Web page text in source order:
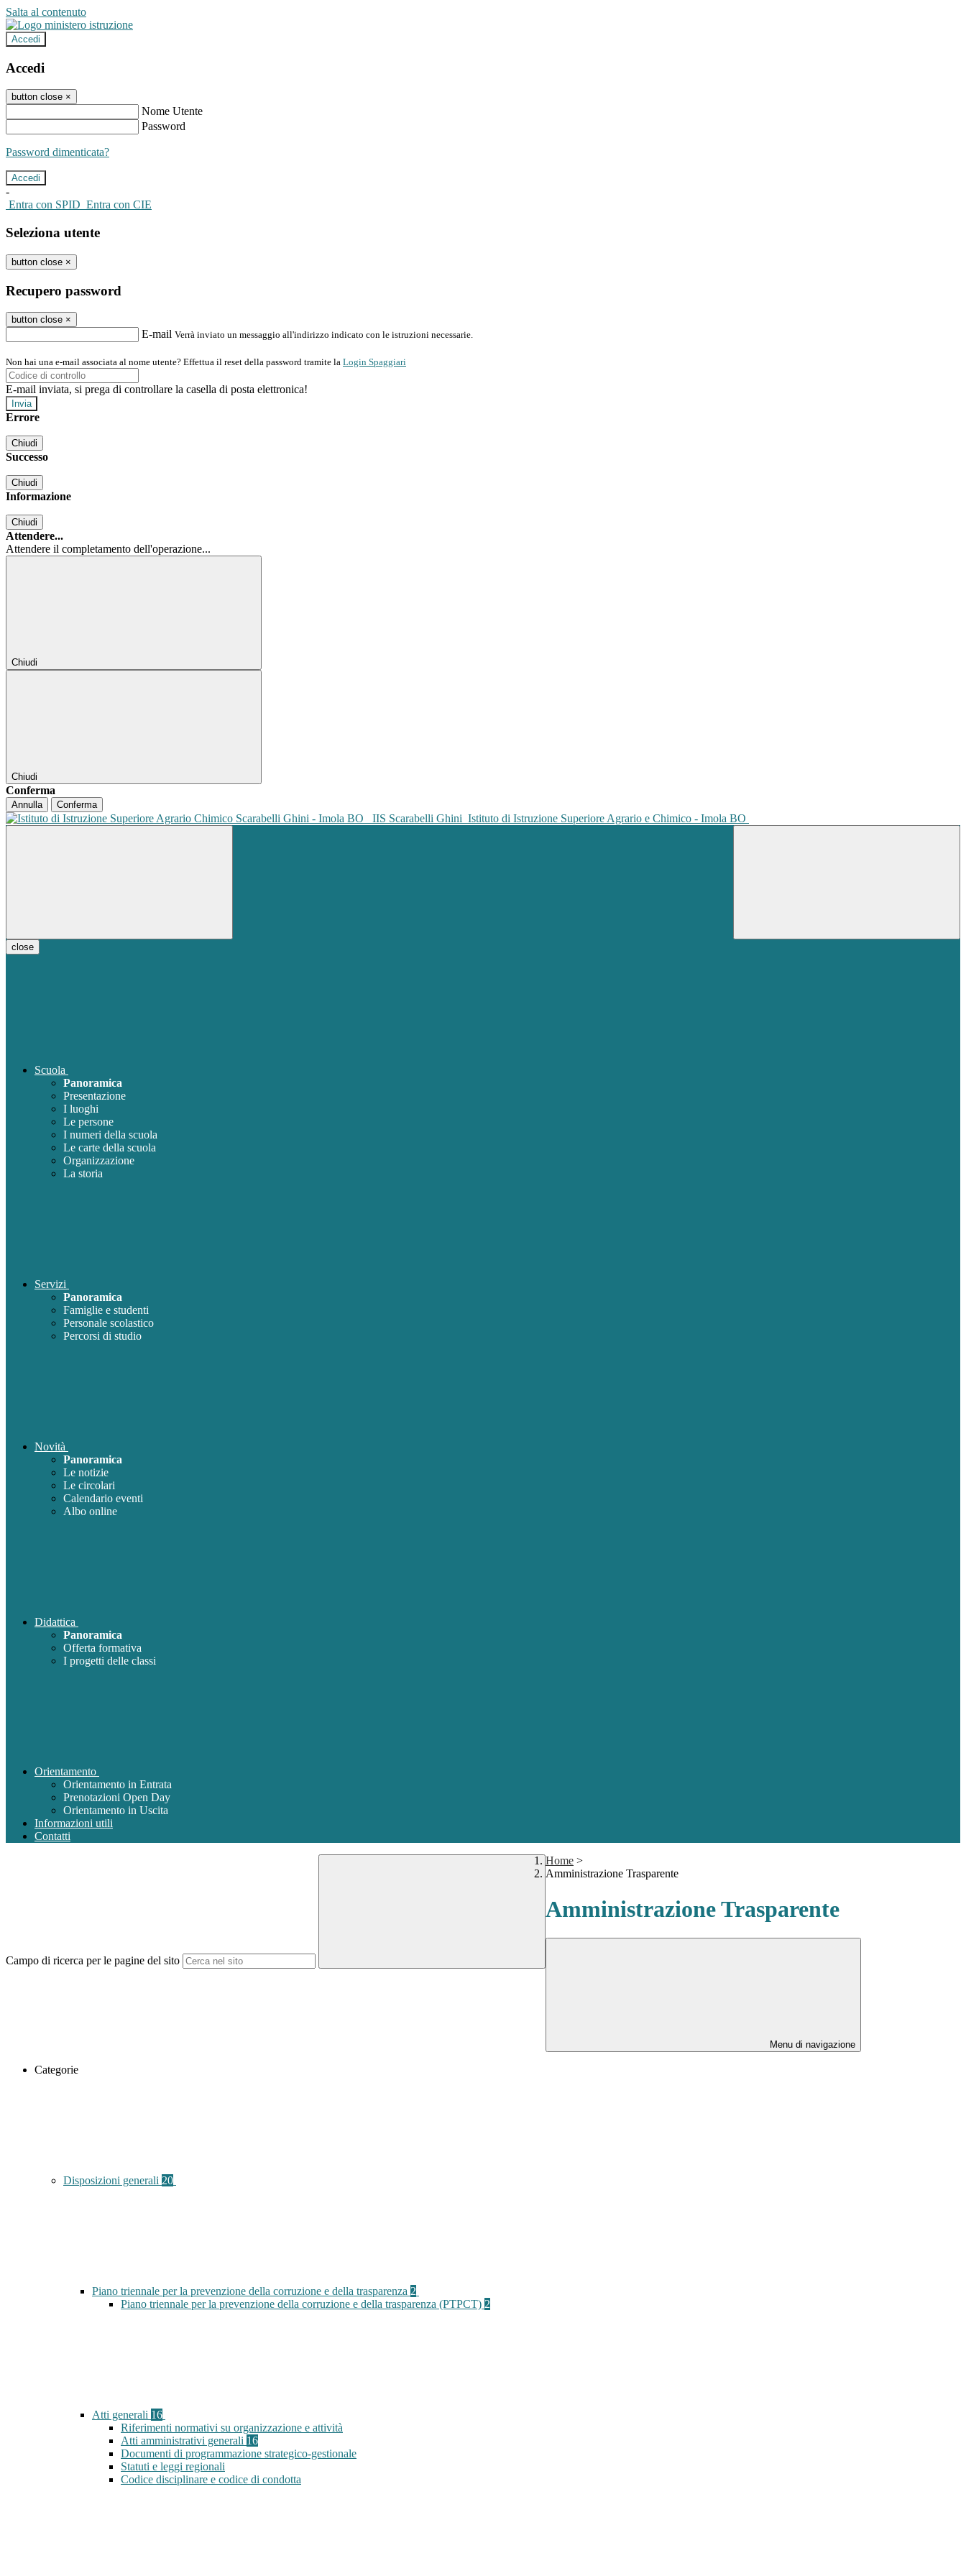
Salta al contenuto
Accedi
Accedi
button close ×
Nome Utente
Password
Password dimenticata?
-
Entra con SPID Entra con CIE
Seleziona utente
button close ×
Recupero password
button close ×
E-mail Verrà inviato un messaggio all'indirizzo indicato con le istruzioni necessarie.
Non hai una e-mail associata al nome utente? Effettua il reset della password tramite la Login Spaggiari
E-mail inviata, si prega di controllare la casella di posta elettronica!
Errore
Chiudi
Successo
Chiudi
Informazione
Chiudi
Attendere...
Attendere il completamento dell'operazione...
Chiudi
Chiudi
Conferma
Annulla Conferma
IIS Scarabelli Ghini Istituto di Istruzione Superiore Agrario e Chimico - Imola BO
close
Scuola
Panoramica
Presentazione
I luoghi
Le persone
I numeri della scuola
Le carte della scuola
Organizzazione
La storia
Servizi
Panoramica
Famiglie e studenti
Personale scolastico
Percorsi di studio
Novità
Panoramica
Le notizie
Le circolari
Calendario eventi
Albo online
Didattica
Panoramica
Offerta formativa
I progetti delle classi
Orientamento
Orientamento in Entrata
Prenotazioni Open Day
Orientamento in Uscita
Informazioni utili
Contatti
Campo di ricerca per le pagine del sito
Home >
Amministrazione Trasparente
Amministrazione Trasparente
Menu di navigazione
Categorie
Disposizioni generali 20
Piano triennale per la prevenzione della corruzione e della trasparenza 2
Piano triennale per la prevenzione della corruzione e della trasparenza (PTPCT) 2
Atti generali 16
Riferimenti normativi su organizzazione e attività
Atti amministrativi generali 16
Documenti di programmazione strategico-gestionale
Statuti e leggi regionali
Codice disciplinare e codice di condotta